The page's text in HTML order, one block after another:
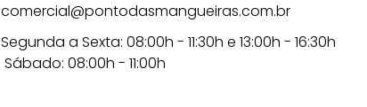
comercial@pontodasmangueiras.com.br
Segunda a Sexta: 08:00h - 11:30h e 13:00h - 16:30h
Sábado: 08:00h - 11:00h